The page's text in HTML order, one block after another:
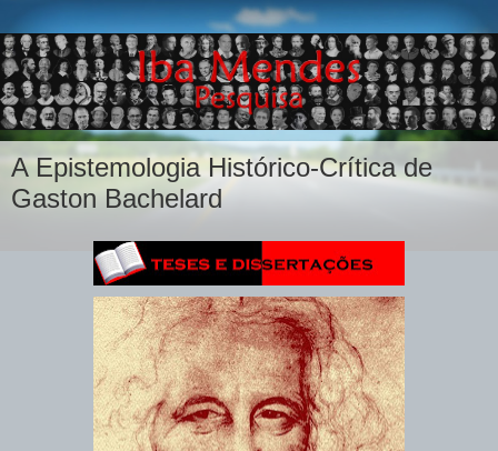
A Epistemologia Histórico-Crítica de
Gaston Bachelard